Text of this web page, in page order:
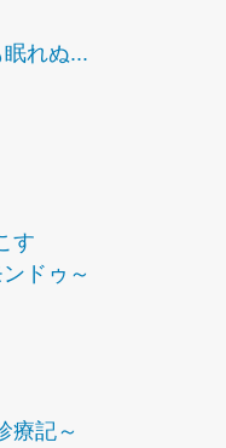
れぬ...
す
ドゥ～
療記～